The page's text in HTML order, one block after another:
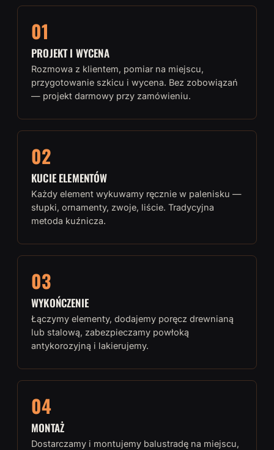
01
PROJEKT I WYCENA
Rozmowa z klientem, pomiar na miejscu,
przygotowanie szkicu i wycena. Bez zobowiązań
— projekt darmowy przy zamówieniu.
02
KUCIE ELEMENTÓW
Każdy element wykuwamy ręcznie w palenisku —
słupki, ornamenty, zwoje, liście. Tradycyjna
metoda kuźnicza.
03
WYKOŃCZENIE
Łączymy elementy, dodajemy poręcz drewnianą
lub stalową, zabezpieczamy powłoką
antykorozyjną i lakierujemy.
04
MONTAŻ
Dostarczamy i montujemy balustradę na miejscu,